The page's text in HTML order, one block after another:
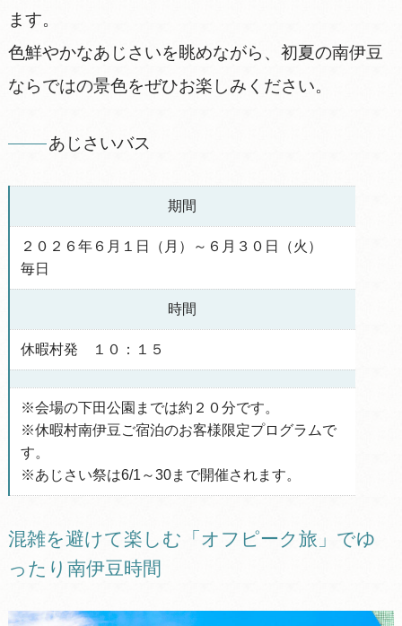
ます。
色鮮やかなあじさいを眺めながら、初夏の南伊豆
ならではの景色をぜひお楽しみください。
あじさいバス
期間
２０２６年６月１日（月）～６月３０日（火）
毎日
時間
休暇村発 １０：１５
※会場の下田公園までは約２０分です。
※休暇村南伊豆ご宿泊のお客様限定プログラムで
す。
※あじさい祭は6/1～30まで開催されます。
混雑を避けて楽しむ「オフピーク旅」でゆ
ったり南伊豆時間